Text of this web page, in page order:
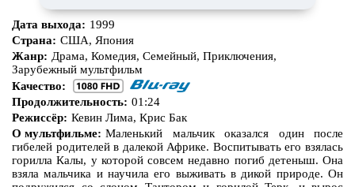
Дата выхода: 1999
Страна: США, Япония
Жанр: Драма, Комедия, Семейный, Приключения,
Зарубежный мультфильм
Качество:
Продолжительность: 01:24
Режиссёр: Кевин Лима, Крис Бак
О мультфильме: Маленький мальчик оказался один после
гибелей родителей в далекой Африке. Воспитывать его взялась
горилла Калы, у которой совсем недавно погиб детеныш. Она
взяла мальчика и научила его выживать в дикой природе. Он